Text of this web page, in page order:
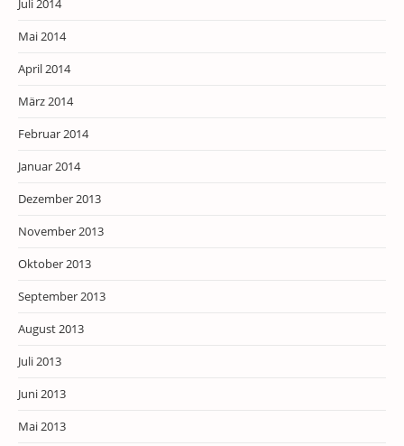
Juli 2014
Mai 2014
April 2014
März 2014
Februar 2014
Januar 2014
Dezember 2013
November 2013
Oktober 2013
September 2013
August 2013
Juli 2013
Juni 2013
Mai 2013